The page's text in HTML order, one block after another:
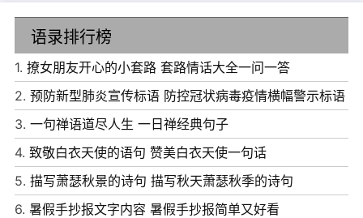
语录排行榜
1. 撩女朋友开心的小套路 套路情话大全一问一答
2. 预防新型肺炎宣传标语 防控冠状病毒疫情横幅警示标语
3. 一句禅语道尽人生 一日禅经典句子
4. 致敬白衣天使的语句 赞美白衣天使一句话
5. 描写萧瑟秋景的诗句 描写秋天萧瑟秋季的诗句
6. 暑假手抄报文字内容 暑假手抄报简单又好看